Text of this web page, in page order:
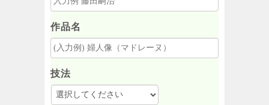
作品名
技法